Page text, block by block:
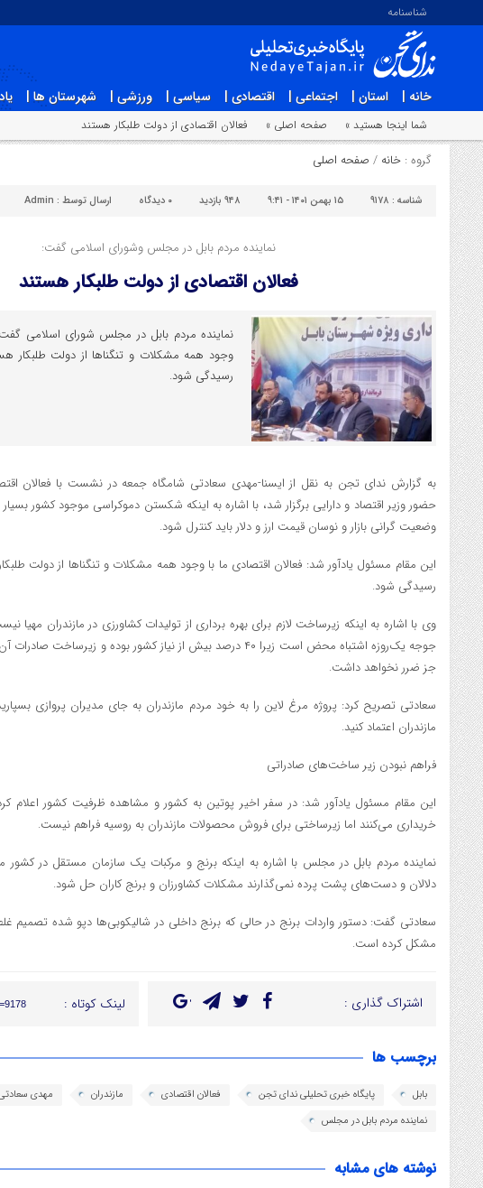
شناسنامه
خانه | استان | اجتماعی | اقتصادی | سیاسی | ورزشی | شهرستان ها |
شما اینجا هستید » صفحه اصلی » فعالان اقتصادی از دولت طلبکار هستند
گروه : خانه / صفحه اصلی
شناسه : ۹۱۷۸ ۱۵ بهمن ۱۴۰۱ - ۹:۴۱ ۹۴۸ بازدید ۰ دیدگاه ارسال توسط : Admin
نماینده مردم بابل در مجلس وشورای اسلامی گفت:
فعالان اقتصادی از دولت طلبکار هستند
نماینده مردم بابل در مجلس شورای اسلامی گفت:
وجود همه مشکلات و تنگناها از دولت طلبکار
رسیدگی شود.
به گزارش ندای تجن به نقل از ایسنا-مهدی سعادتی شامگاه جمعه در نشست با فعالان
حضور وزیر اقتصاد و دارایی برگزار شد، با اشاره به اینکه شکستن دموکراسی موجود کشور
وضعیت گرانی بازار و نوسان قیمت ارز و دلار باید کنترل شود.
این مقام مسئول یادآور شد: فعالان اقتصادی ما با وجود همه مشکلات و تنگناها از دولت
رسیدگی شود.
وی با اشاره به اینکه زیرساخت لازم برای بهره برداری از تولیدات کشاورزی در مازندران مهیا
جوجه یک‌روزه اشتباه محض است زیرا ۴۰ درصد بیش از نیاز کشور بوده و
جز ضرر نخواهد داشت.
سعادتی تصریح کرد: پروژه مرغ لاین را به خود مردم مازندران به جای مدیران پروازی
مازندران اعتماد کنید.
فراهم نبودن زیر ساخت‌های صادراتی
این مقام مسئول یادآور شد: در سفر اخیر پوتین به کشور و مشاهده ظرفیت کشور اعلام
خریداری می‌کنند اما زیرساختی برای فروش محصولات مازندران به روسیه فراهم نیست.
نماینده مردم بابل در مجلس با اشاره به اینکه برنج و مرکبات یک سازمان مستقل در
دلالان و دست‌های پشت پرده نمی‌گذارند مشکلات کشاورزان و برنج کاران حل شود.
سعادتی گفت: دستور واردات برنج در حالی که برنج داخلی در شالیکوبی‌ها دپو شده تصمیم
مشکل کرده است.
اشتراک گذاری : لینک کوتاه :
برچسب ها
بابل پایگاه خبری تحلیلی ندای تجن فعالان اقتصادی مازندران
مهدی
نماینده مردم بابل در مجلس
نوشته های مشابه